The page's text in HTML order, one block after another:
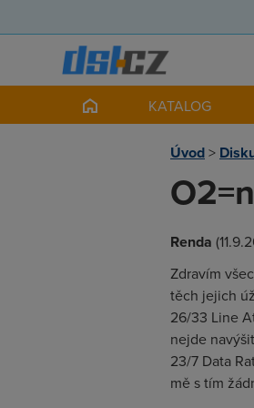
KATALOG
Úvod>
Renda
Zdravím
těch jejich
26/33 Line
nejde
23/7 Data
mě s tím